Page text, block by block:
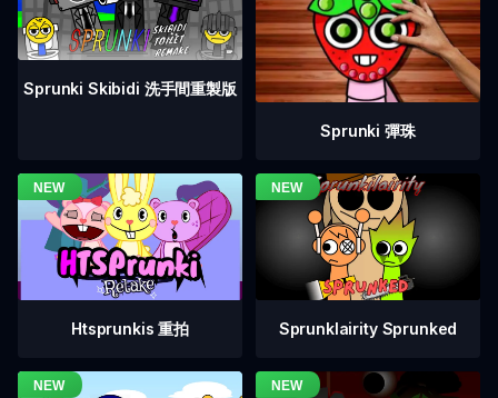
Sprunki Skibidi 洗手間重製版
Sprunki 彈珠
Htsprunkis 重拍 Sprunklairity Sprunked